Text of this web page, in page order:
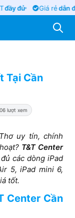
đủ Giá rẻdẫn
Tại Cần
lượt xem
uy tín, chính
T&T Center
các dòng iPad
5, iPad mini 6,
tốt.
Center Cần